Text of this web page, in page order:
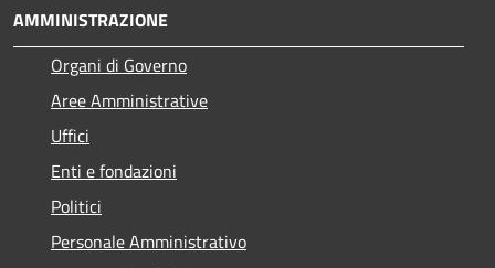
AMMINISTRAZIONE
Organi di Governo
Aree Amministrative
Uffici
Enti e fondazioni
Politici
Personale Amministrativo